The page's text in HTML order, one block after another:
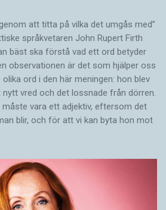
att titta på vilka det umgås med”
språkvetaren John Rupert Firth
bäst ska förstå vad ett ord betyder
­observationen är det som hjälper oss
ord i den här meningen: hon blev
vred och det lossnade från dörren.
vara ett adjektiv, eftersom det
blir, och för att vi kan byta hon mot